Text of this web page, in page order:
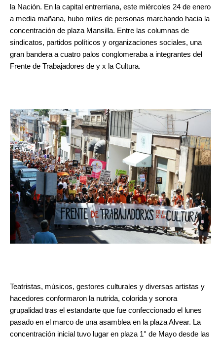
la Nación. En la capital entrerriana, este miércoles 24 de enero
a media mañana, hubo miles de personas marchando hacia la
concentración de plaza Mansilla. Entre las columnas de
sindicatos, partidos políticos y organizaciones sociales, una
gran bandera a cuatro palos conglomeraba a integrantes del
Frente de Trabajadores de y x la Cultura.
Teatristas, músicos, gestores culturales y diversas artistas y
hacedores conformaron la nutrida, colorida y sonora
grupalidad tras el estandarte que fue confeccionado el lunes
pasado en el marco de una asamblea en la plaza Alvear. La
concentración inicial tuvo lugar en plaza 1° de Mayo desde las